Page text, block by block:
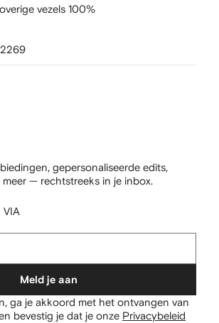
overige vezels 100%
gepersonaliseerde edits,
— rechtstreeks in je inbox.
VIA
Meld je aan
ga je akkoord met het ontvangen van
bevestig je dat je onze Privacybeleid